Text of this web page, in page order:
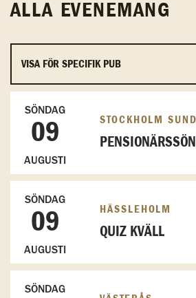
ALLA EVENEMANG
SÖNDAG
09
AUGUSTI
STOCKHOLM
SÖNDAG
09
AUGUSTI
HÄSSLEHOLM
QUIZ KVÄLL
SÖNDAG